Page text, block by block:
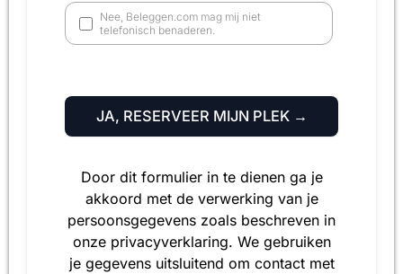
Nee, Beleggen.com mag mij niet
telefonisch benaderen.
JA, RESERVEER MIJN PLEK →
Door dit formulier in te dienen ga je
akkoord met de verwerking van je
persoonsgegevens zoals beschreven in
onze privacyverklaring. We gebruiken
je gegevens uitsluitend om contact met